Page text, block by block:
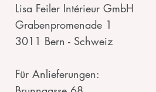
Lisa Feiler Intérieur GmbH
Grabenpromenade 1
3011 Bern - Schweiz
Für Anlieferungen: